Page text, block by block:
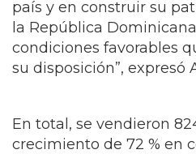
país y en construir su
la República
condiciones favorables
su disposición”, expresó
En total, se vendieron
crecimiento de 72 % en